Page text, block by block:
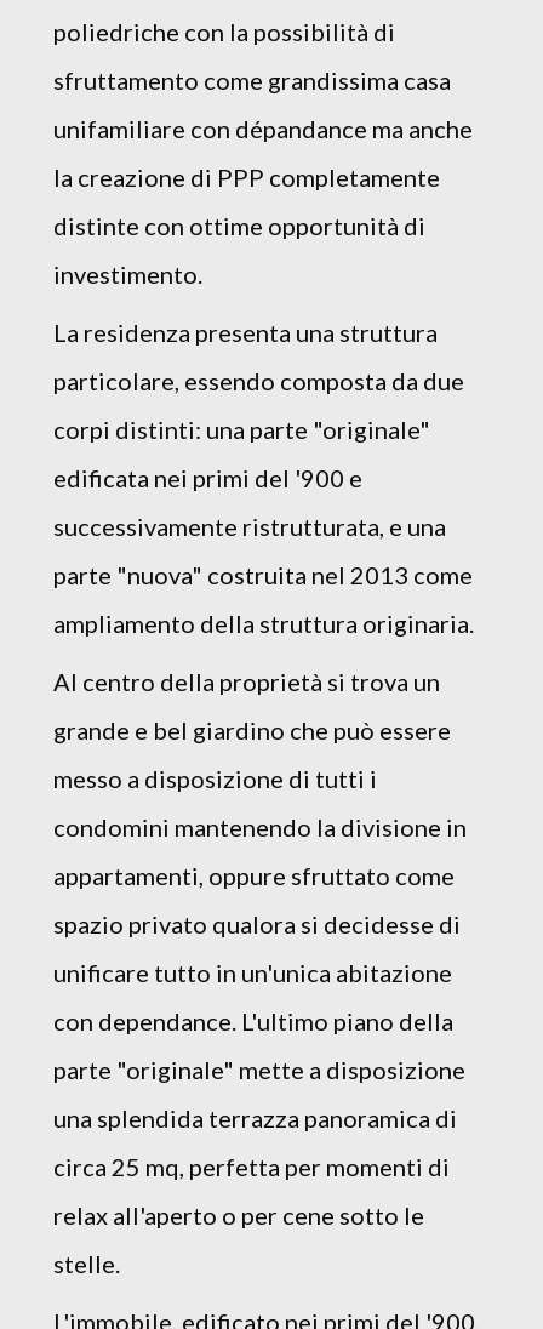
poliedriche con la possibilità di
sfruttamento come grandissima casa
unifamiliare con dépandance ma anche
la creazione di PPP completamente
distinte con ottime opportunità di
investimento.
La residenza presenta una struttura
particolare, essendo composta da due
corpi distinti: una parte "originale"
edificata nei primi del '900 e
successivamente ristrutturata, e una
parte "nuova" costruita nel 2013 come
ampliamento della struttura originaria.
Al centro della proprietà si trova un
grande e bel giardino che può essere
messo a disposizione di tutti i
condomini mantenendo la divisione in
appartamenti, oppure sfruttato come
spazio privato qualora si decidesse di
unificare tutto in un'unica abitazione
con dependance. L'ultimo piano della
parte "originale" mette a disposizione
una splendida terrazza panoramica di
circa 25 mq, perfetta per momenti di
relax all'aperto o per cene sotto le
stelle.
L'immobile, edificato nei primi del '900,